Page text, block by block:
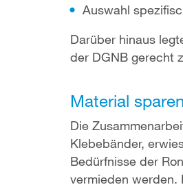
Auswahl
Darüber hinaus
der DGNB gerecht
Material
Die
Klebebänder,
Bedürfnisse der
vermieden werden.